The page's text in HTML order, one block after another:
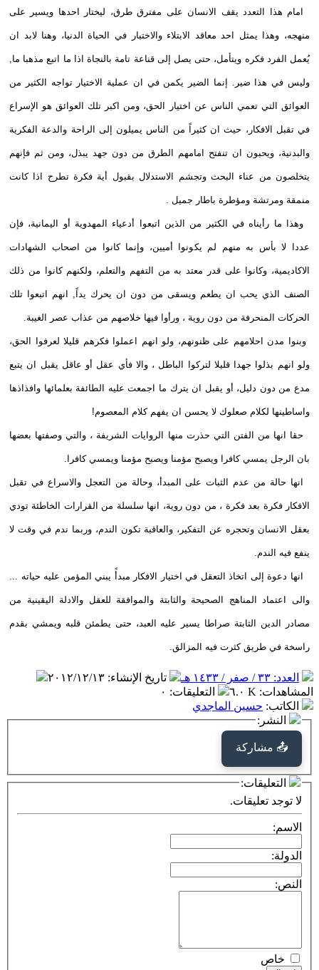
امام هذا التعدد يقف الانسان على مفترق طرق، ليختار احدها ويسير على
منهجه، وهذا يمثل احد معاقد الابتلاء والاختبار في الحياة الدنيا، وهنا لابد ان
يُعمل الفرد فكره ويتأمل، حتى يصل إلى قناعة تامة بالنجاة اذا ما اتبع مذهبا ما,
وليس في هذا ضير. إنما الضير يكمن في ان عملية الاختيار تواجه الكثير من
العوائق التي تعمي الناس عن اختيار الحق، ومن اكبر تلك العوائق هو الإسراع
في تقبل الافكار، حيث ان كثيراً من الناس يميلون إلى الراحة والدعة الفكرية
والبدنية، ويحبون ان تنفتح امامهم الطرق من دون جهد يبذل، ومن ثم فإنهم
يتخلصون من عناء البحث وتجشم الاستدلال بقبول أية فكرة تطرح اذا كانت
منمقة ومرتشة ومؤطرة باطار جميل .
وهذا ما رأيناه في الكثير من الذين اتبعوا أدعياء المهدوية أو اليمانية، فإن
عددا لا بأس به منهم لم يكونوا أميين، وإنما كانوا من اصحاب الشهادات
الاكاديمية، وكانوا على قدر معتد به من التفهم والتعلم، ولكنهم كانوا من ذلك
الصنف الذي يحب ان يطعم ويسقى من دون ان يحرك يداً, انهم اتبعوا تلك
الحركات المنحرفة من دون روية ، ورأوا فيها خلاصهم من عذاب عصر الغيبة.
وبنوا مدن احلامهم على ظنونهم، ولو انهم اعملوا فكرهم قليلا لعرفوا الحق،
ولو انهم بذلوا جهدا قليلا لتركوا الباطل ، والا فأي عقل أو عاقل يقبل ان يتبع
مدع من دون دليل، أو يقبل ان يترك ما اجمعت عليه الطائفة بعلمائها وافذاذها
واساطينها لكلام صعلوك لا يحسن ان يفهم كلام المعصوم!
حقا انها من الفتن التي حذرت منها الروايات الشريفة ، والتي وصفتها بعضها
بان الرجل يمسي كافرا ويصبح مؤمنا ويصبح مؤمنا ويمسي كافرا.
انها حالة من عدم الثبات على المبدأ، وحالة من التعجل والاسراع في تقبل
الافكار فكرة بعد فكرة ، من دون روية، انها سلسلة من القرارات الخاطئة تودي
بعقل الانسان وتحجره عن التفكير، والعاقبة تكون الندم، وربما ندم في وقت لا
ينفع فيه الندم.
انها دعوة إلى اتخاذ التعقل في اختيار الافكار مبدأً يبني المؤمن عليه حياته ...
والى اعتماد المناهج الصحيحة والثابتة والموافقة للعقل والادلة اليقينية من
مصادر الدين الثابتة صراطا يسير عليه العبد، حتى يطمئن قلبه ويمشي بقدم
راسخة في طريق كثرت فيه المزالق.
العدد: ٣٣ / صفر / ١٤٣٣ هـ تاريخ الإنشاء: ٢٠١٢/١٢/١٣
المشاهدات: ٦.٠ K التعليقات: ٠
الكاتب: حسين الماجدي
النشر:
📤 مشاركة
التعليقات:
لا توجد تعليقات.
الاسم:
الدولة:
النص:
خاص